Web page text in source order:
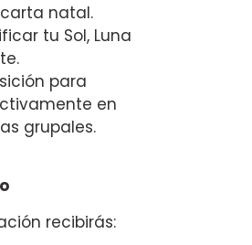
natal.
tu Sol, Luna
para
en
grupales.
recibirás: